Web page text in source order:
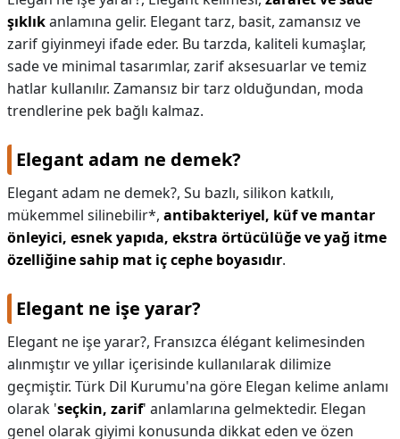
şıklıkanlamına gelir. Elegant tarz, basit, zamansız ve
zarif giyinmeyi ifade eder. Bu tarzda, kaliteli kumaşlar,
sade ve minimal tasarımlar, zarif aksesuarlar ve temiz
hatlar kullanılır. Zamansız bir tarz olduğundan, moda
trendlerine pek bağlı kalmaz.
Elegant adam ne demek?
Elegant adam ne demek?, Su bazlı, silikon katkılı,
mükemmel silinebilir*, antibakteriyel, küf ve mantar
önleyici, esnek yapıda, ekstra örtücülüğe ve yağ itme
özelliğine sahip mat iç cephe boyasıdır.
Elegant ne işe yarar?
Elegant ne işe yarar?, Fransızca élégant kelimesinden
alınmıştır ve yıllar içerisinde kullanılarak dilimize
geçmiştir. Türk Dil Kurumu'na göre Elegan kelime anlamı
olarak 'seçkin, zarif' anlamlarına gelmektedir. Elegan
genel olarak giyimi konusunda dikkat eden ve özen